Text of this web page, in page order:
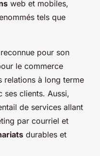
web et mobiles,
tels que
pour son
le commerce
relations à long terme
ses clients. Aussi,
de services allant
par courriel et
durables et